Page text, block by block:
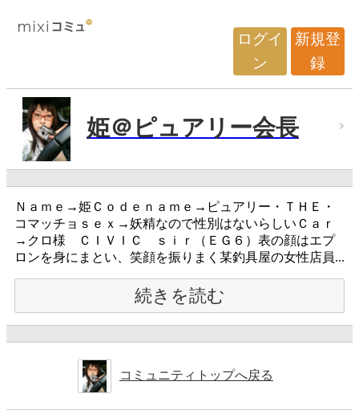
ログイ
ン
新規登
録
姫＠ピュアリー会長
Ｎａｍｅ→姫Ｃｏｄｅｎａｍｅ→ピュアリー・ＴＨＥ・
コマッチョｓｅｘ→妖精なので性別はないらしいＣａｒ
→クロ様 ＣＩＶＩＣ ｓｉｒ（ＥＧ６）表の顔はエプ
ロンを身にまとい、笑顔を振りまく某釣具屋の女性店員...
続きを読む
コミュニティトップへ戻る